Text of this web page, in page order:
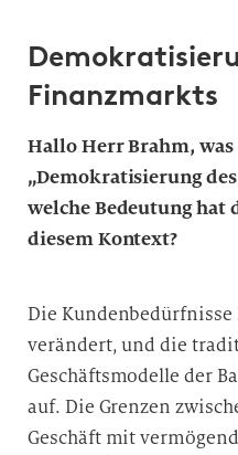
Finanzmarkts
Hallo Herr Brahm,
„Demokratisierung
welche Bedeutung hat
diesem Kontext?
Die
verändert, und die
Geschäftsmodelle der
auf. Die Grenzen
Geschäft mit